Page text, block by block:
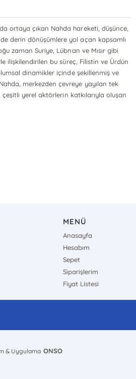
ortaya çıkan Nahda hareketi, düşünce,
derin dönüşümlere yol açan kapsamlı
zaman Suriye, Lübnan ve Mısır gibi
ilişkilendirilen bu süreç, Filistin ve Ürdün
dinamikler içinde şekillenmiş ve
merkezden çevreye yayılan tek
yerel aktörlerin katkılarıyla oluşan
MENÜ
Anasayfa
Hesabım
Sepet
Siparişlerim
Fiyat Listesi
& Uygulama ONSO